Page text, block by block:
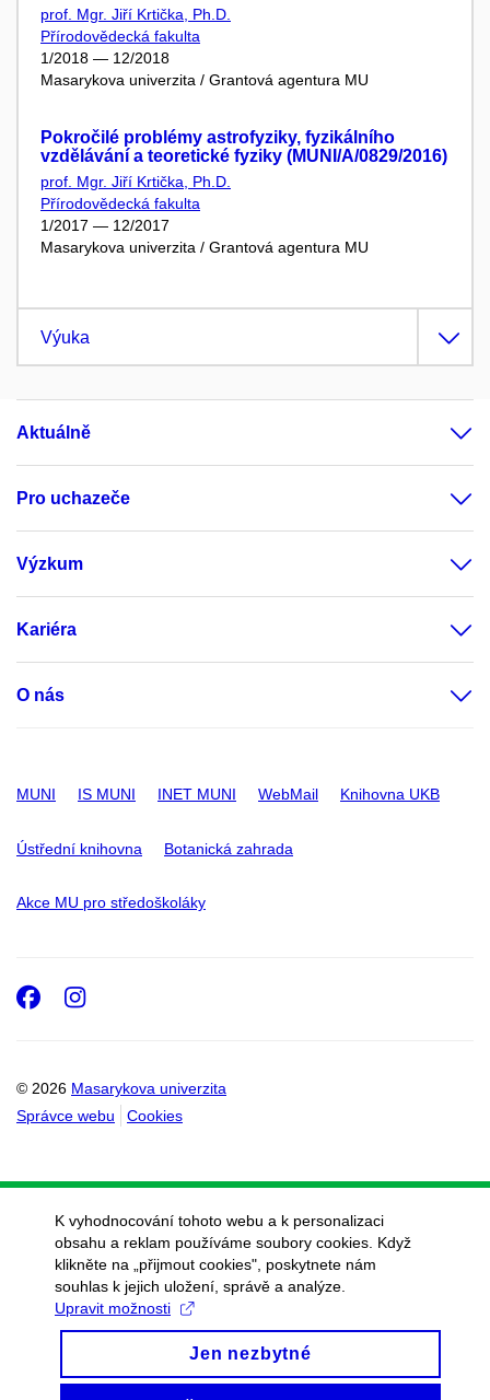
prof. Mgr. Jiří Krtička, Ph.D.
Přírodovědecká fakulta
1/2018 — 12/2018
Masarykova univerzita / Grantová agentura MU
Pokročilé problémy astrofyziky, fyzikálního
vzdělávání a teoretické fyziky (MUNI/A/0829/2016)
prof. Mgr. Jiří Krtička, Ph.D.
Přírodovědecká fakulta
1/2017 — 12/2017
Masarykova univerzita / Grantová agentura MU
Výuka
Aktuálně
Pro uchazeče
Výzkum
Kariéra
O nás
MUNI IS MUNI INET MUNI WebMail Knihovna UKB
Ústřední knihovna Botanická zahrada
Akce MU pro středoškoláky
© 2026 Masarykova univerzita
Správce webu
Cookies
Facebook
Instagram
K vyhodnocování tohoto webu a k personalizaci
obsahu a reklam používáme soubory cookies. Když
klikněte na „přijmout cookies", poskytnete nám
souhlas k jejich uložení, správě a analýze.
Upravit možnosti
Jen nezbytné